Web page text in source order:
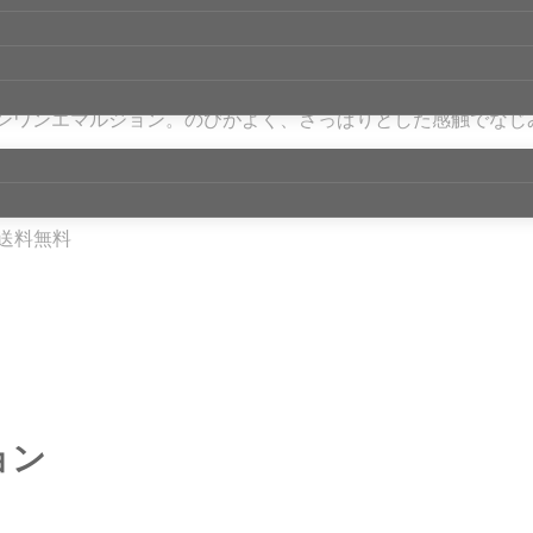
ワンエマルジョン。のびがよく、さっぱりとした感触でな
料無料
ン